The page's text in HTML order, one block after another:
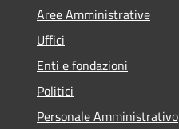
Aree Amministrative
Uffici
Enti e fondazioni
Politici
Personale Amministrativo